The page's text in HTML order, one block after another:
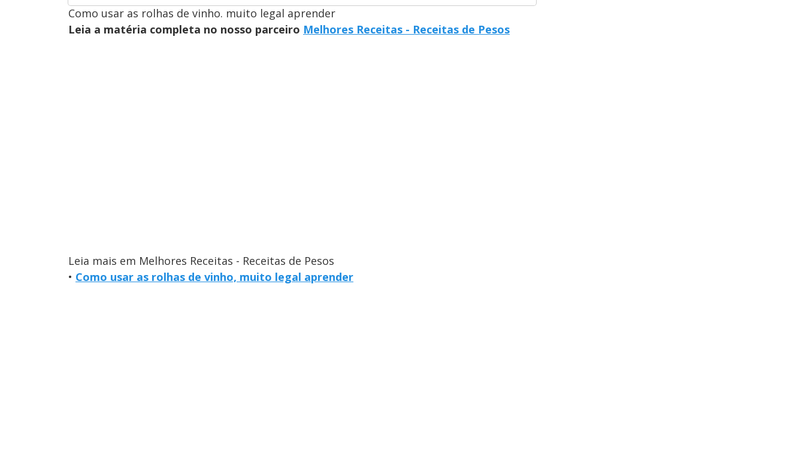
Como usar as rolhas de vinho. muito legal aprender
Leia a matéria completa no nosso parceiro Melhores Receitas - Receitas de Pesos
Leia mais em Melhores Receitas - Receitas de Pesos
• Como usar as rolhas de vinho, muito legal aprender